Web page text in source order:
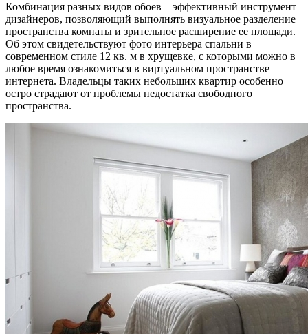
Комбинация разных видов обоев – эффективный инструмент
дизайнеров, позволяющий выполнять визуальное разделение
пространства комнаты и зрительное расширение ее площади.
Об этом свидетельствуют фото интерьера спальни в
современном стиле 12 кв. м в хрущевке, с которыми можно в
любое время ознакомиться в виртуальном пространстве
интернета. Владельцы таких небольших квартир особенно
остро страдают от проблемы недостатка свободного
пространства.